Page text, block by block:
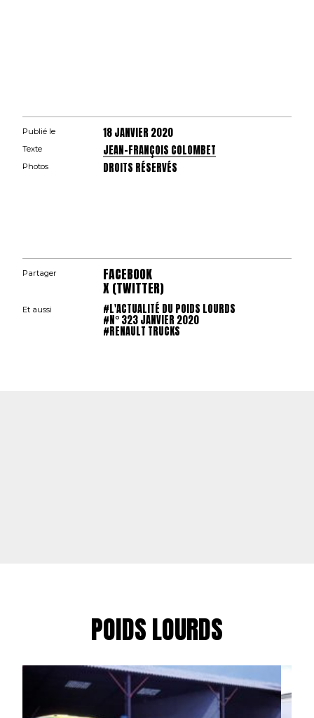
Publié le 18 JANVIER 2020
Texte JEAN-FRANÇOIS COLOMBET
Photos DROITS RÉSERVÉS
Partager FACEBOOK
X (TWITTER)
Et aussi #L'ACTUALITÉ DU POIDS LOURDS
#N° 323 JANVIER 2020
#RENAULT TRUCKS
POIDS LOURDS